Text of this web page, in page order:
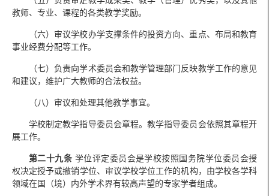
教师、专业、课程的各类教学奖励。
（六）审议学校办学支撑条件的投资方向、重点、布局和教育
事业经费分配等工作。
（七）负责向学术委员会和教学管理部门反映教学工作的意见
和建议，维护广大教师的合法权益。
（八）审议和处理其他教学事宜。
学校制定教学指导委员会章程。教学指导委员会依照其章程开
展工作。
第二十九条 学位评定委员会是学校按照国务院学位委员会授
权决定授予或撤销学位、审议学校学位工作的机构，由学校各学科
领域在国（境）内外学术界有较高声望的专家学者组成。